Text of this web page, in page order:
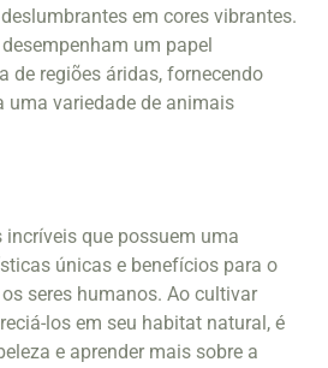
em cores vibrantes.
um papel
de regiões áridas, fornecendo
uma variedade de animais
que possuem uma
únicas e benefícios para o
seres humanos. Ao cultivar
los em seu habitat natural, é
e aprender mais sobre a